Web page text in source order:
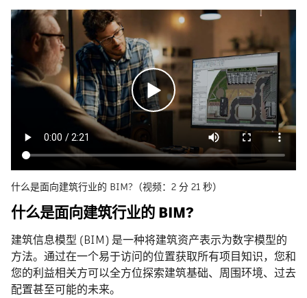
什么是面向建筑行业的 BIM?（视频：2 分 21 秒）
什么是面向建筑行业的 BIM?
建筑信息模型 (BIM) 是一种将建筑资产表示为数字模型的
方法。通过在一个易于访问的位置获取所有项目知识，您和
您的利益相关方可以全方位探索建筑基础、周围环境、过去
配置甚至可能的未来。